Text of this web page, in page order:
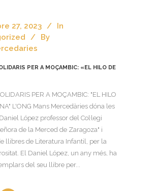
27, 2023
In
By
PER A MOÇAMBIC: «EL HILO DE
PER A MOÇAMBIC: "EL HILO
L'ONG Mans Mercedàries dóna les
López professor del Col·legi
de la Merced de Zaragoza" i
llibres de Literatura Infantil, per la
El Daniel López, un any més, ha
del seu llibre per...